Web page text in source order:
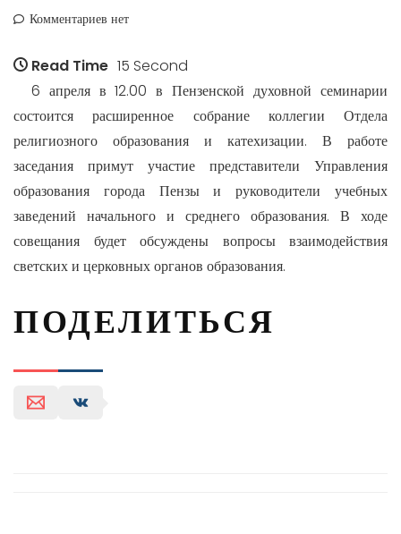
Комментариев нет
Read Time 15 Second
6 апреля в 12.00 в Пензенской духовной семинарии
состоится расширенное собрание коллегии Отдела
религиозного образования и катехизации. В работе
заседания примут участие представители Управления
образования города Пензы и руководители учебных
заведений начального и среднего образования. В ходе
совещания будет обсуждены вопросы взаимодействия
светских и церковных органов образования.
ПОДЕЛИТЬСЯ